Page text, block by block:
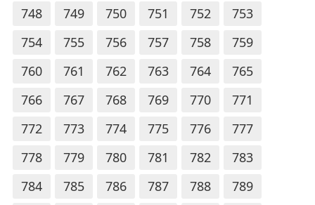
748
749 750 751 752
753
754
755 756 757 758
759
760
761 762 763 764
765
766
767 768 769 770
771
772
773 774 775 776
777
778
779 780 781 782
783
784
785 786 787 788
789